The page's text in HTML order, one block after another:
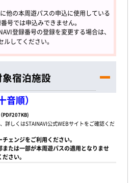
他の本周遊パスの申込に使用している
号では申込みできません。
登録番号の登録を変更する場合は、
してください。
宿泊施設
順）
（PDF207KB)
詳しくはSTAINAVI公式WEBサイトをご確認くだ
ェンジをご利用ください。
たは一部が本周遊パスの適用となりませ
さい。